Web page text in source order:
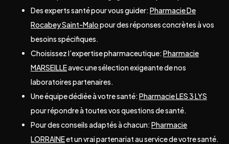
Des experts santé pour vous guider: Pharmacie De
Rocabey Saint-Malopour des réponses concrètes à vos
besoins spécifiques.
Choisissez l’expertise pharmaceutique: Pharmacie
MARSEILLEavec une sélection exigeante de nos
laboratoires partenaires.
Une équipe dédiée à votre santé: Pharmacie LES 3 LYS
pour répondre à toutes vos questions de santé.
Pour des conseils adaptés à chacun: Pharmacie
LORRAINEet un vrai partenariat au service de votre santé.